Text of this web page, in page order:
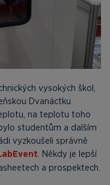
vysokých škol,
Dvanáctku
na teplotu toho
studentům a dalším
vyzkoušeli správně
. Někdy je lepší
a prospektech.